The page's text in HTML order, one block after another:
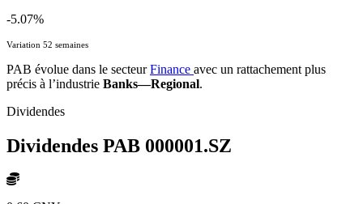
-5.07%
Variation 52 semaines
PAB évolue dans le secteurFinance avec un rattachement plus
précis à l’industrie Banks—Regional.
Dividendes
Dividendes PAB 000001.SZ